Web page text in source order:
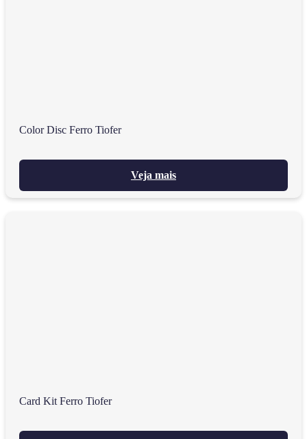
Color Disc Ferro Tiofer
Veja mais
Card Kit Ferro Tiofer